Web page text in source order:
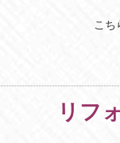
こち
リフ